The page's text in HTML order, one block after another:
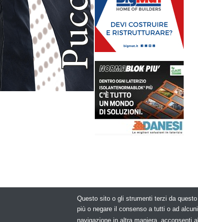
©
Questo sito o gli strumenti terzi da
più o negare il consenso a tutti o ad
navigazione in altra maniera, acconsenti